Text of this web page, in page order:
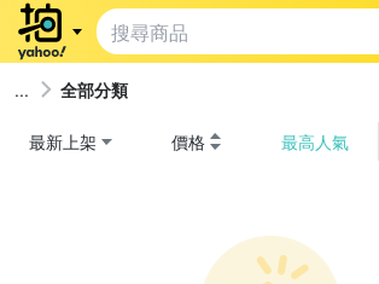
全部分類
最新上架 價格 最高人氣